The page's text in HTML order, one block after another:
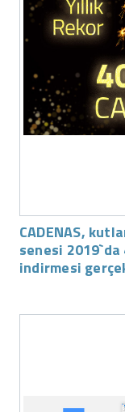
CADENAS,
senesi 2019`da
indirmesi